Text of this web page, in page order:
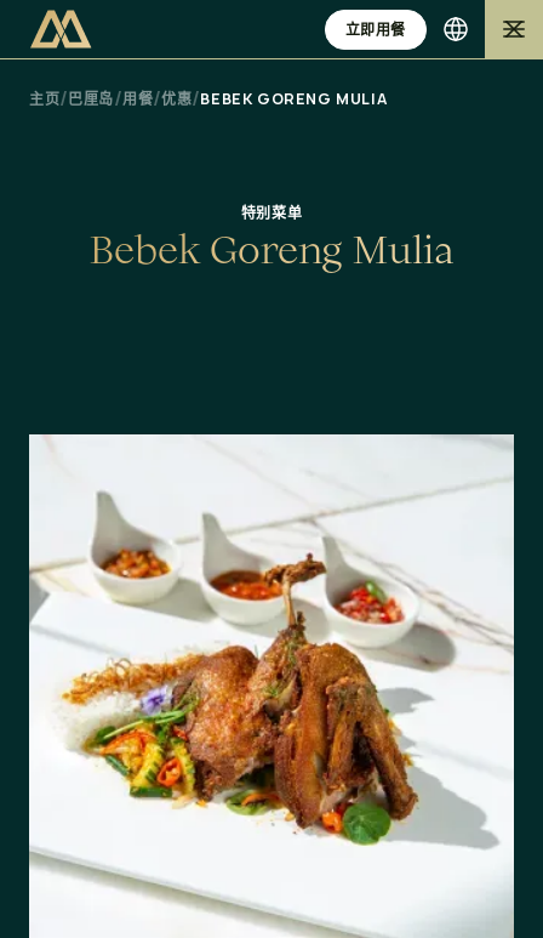
立即用餐
主页/巴厘岛/用餐/优惠/BEBEK GORENG MULIA
特别菜单
Bebek Goreng Mulia